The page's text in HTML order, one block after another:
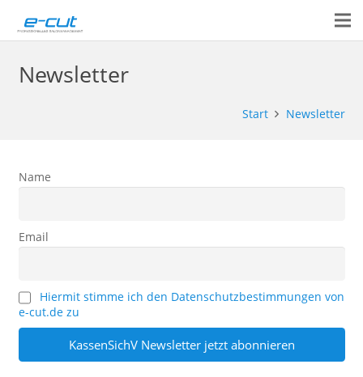
Newsletter
Start Newsletter
Name
Email
Hiermit stimme ich den Datenschutzbestimmungen von
e-cut.de zu